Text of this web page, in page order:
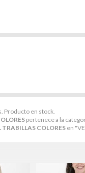
Producto en stock.
pertenece a la
COLORES en